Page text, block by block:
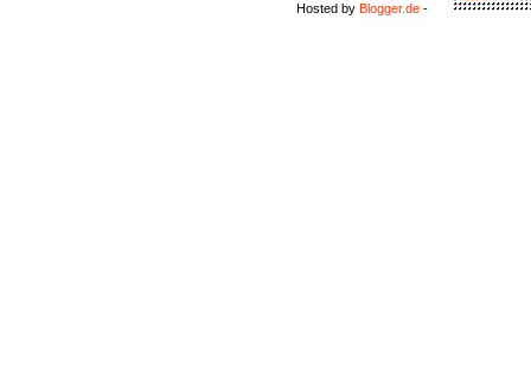
Hosted by Blogger.de -